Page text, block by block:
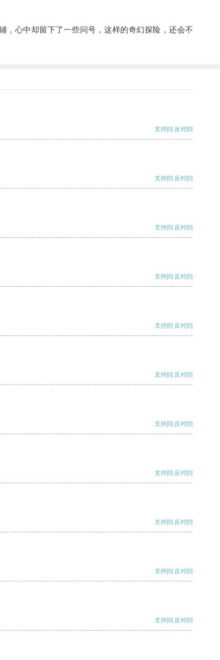
心中却留下了一些问号，这样的奇幻探险，还会不
支持[0] 反对[0]
支持[0] 反对[0]
支持[0] 反对[0]
支持[0] 反对[0]
支持[0] 反对[0]
支持[0] 反对[0]
支持[0] 反对[0]
支持[0] 反对[0]
支持[0] 反对[0]
支持[0] 反对[0]
支持[0] 反对[0]